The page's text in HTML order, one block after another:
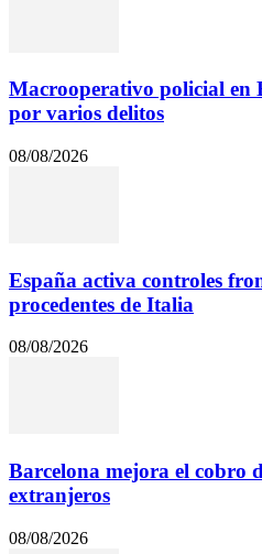
Macrooperativo policial en
por varios delitos
08/08/2026
España activa controles
procedentes de Italia
08/08/2026
Barcelona mejora el cobro
extranjeros
08/08/2026